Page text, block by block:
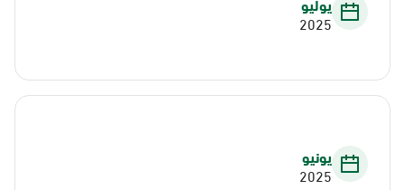
2025
يونيو
2025